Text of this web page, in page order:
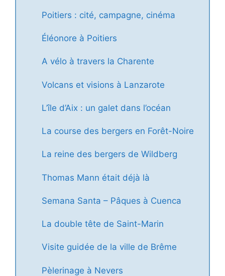
Poitiers : cité, campagne, cinéma
Éléonore à Poitiers
A vélo à travers la Charente
Volcans et visions à Lanzarote
L’île d’Aix : un galet dans l’océan
La course des bergers en Forêt-Noire
La reine des bergers de Wildberg
Thomas Mann était déjà là
Semana Santa – Pâques à Cuenca
La double tête de Saint-Marin
Visite guidée de la ville de Brême
Pèlerinage à Nevers